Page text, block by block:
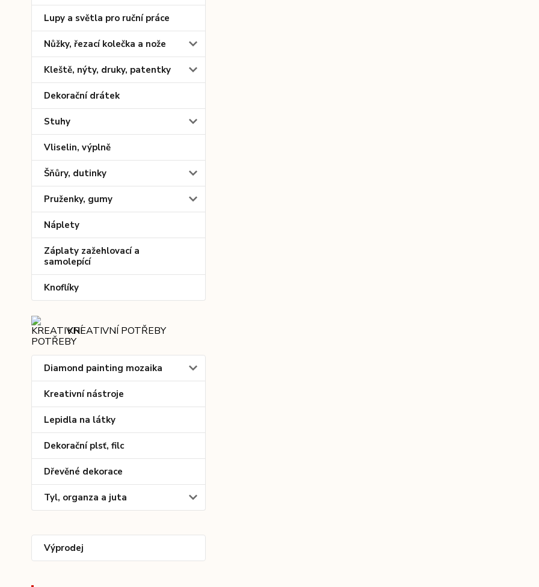
Lupy a světla pro ruční práce
Nůžky, řezací kolečka a nože
Kleště, nýty, druky, patentky
Dekorační drátek
Stuhy
Vliselin, výplně
Šňůry, dutinky
Pruženky, gumy
Náplety
Záplaty zažehlovací a
samolepící
Knoflíky
KREATIVNÍ POTŘEBY
Diamond painting mozaika
Kreativní nástroje
Lepidla na látky
Dekorační plsť, filc
Dřevěné dekorace
Tyl, organza a juta
Výprodej